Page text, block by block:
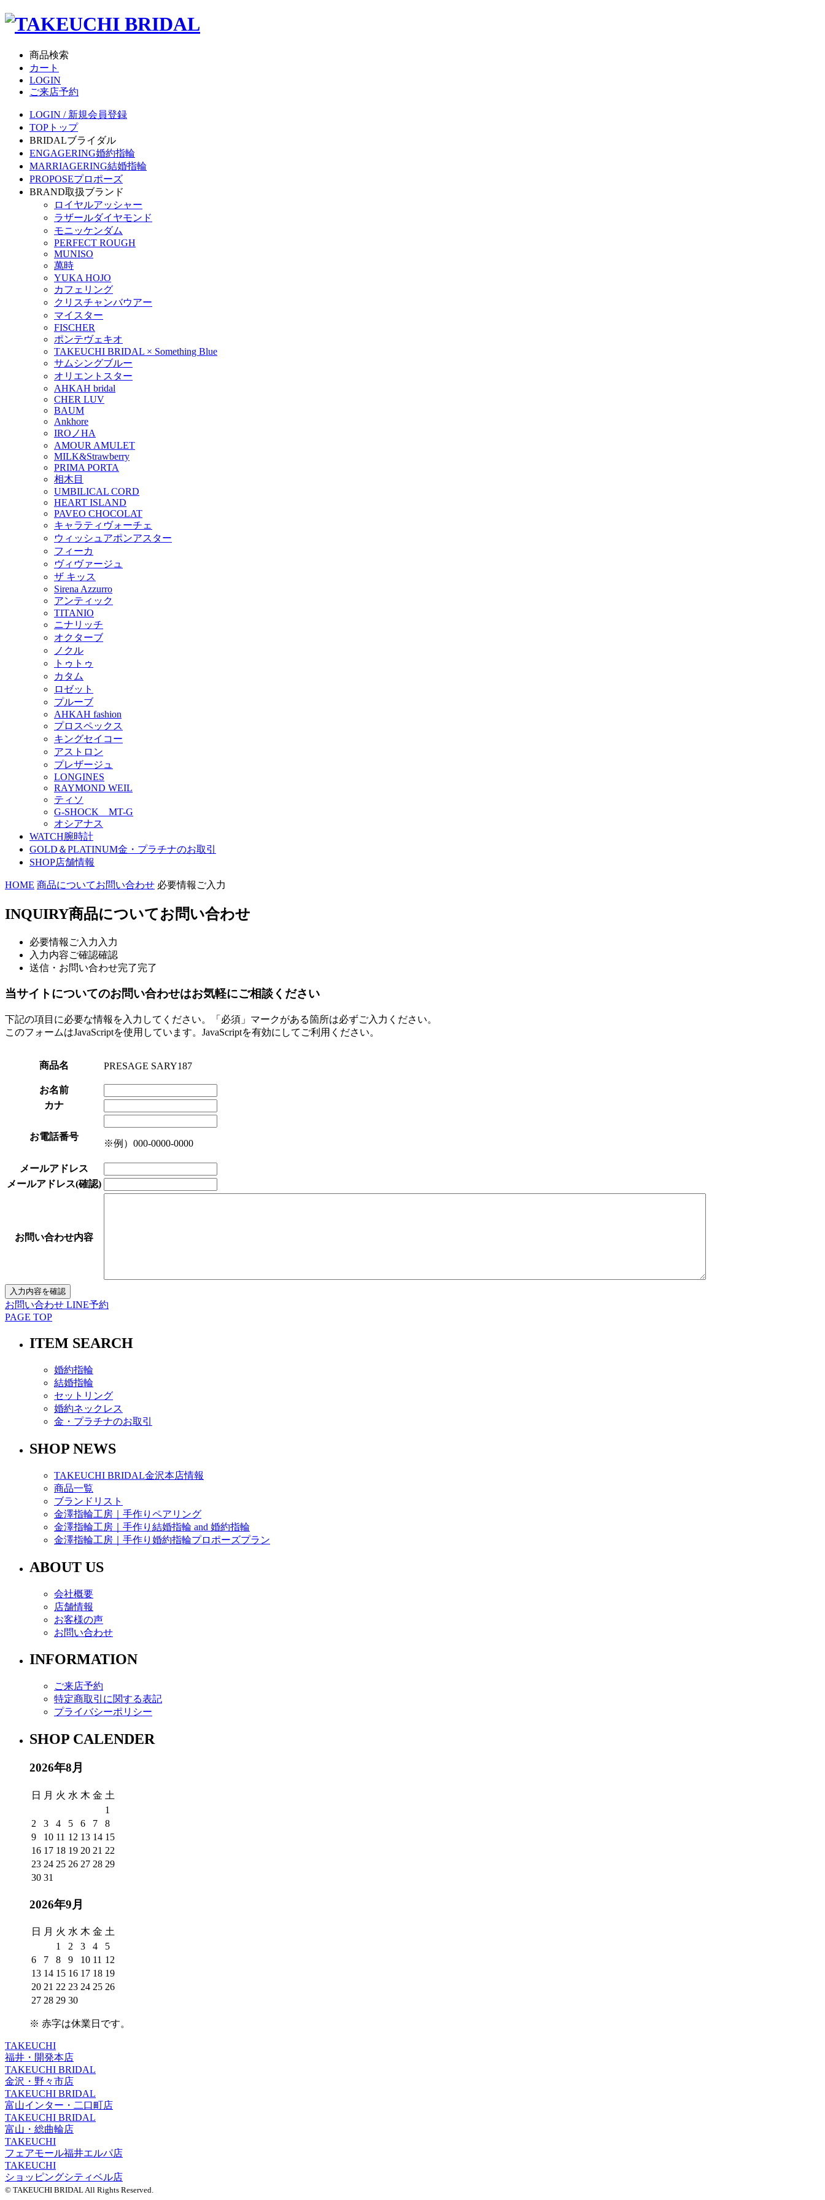
商品検索
カート
LOGIN
ご来店予約
LOGIN / 新規会員登録
TOP トップ
BRIDALブライダル
ENGAGERING婚約指輪
MARRIAGERING結婚指輪
PROPOSEプロポーズ
BRAND取扱ブランド
ロイヤルアッシャー
ラザールダイヤモンド
モニッケンダム
PERFECT ROUGH
MUNISO
萬時
YUKA HOJO
カフェリング
クリスチャンバウアー
マイスター
FISCHER
ポンテヴェキオ
TAKEUCHI BRIDAL × Something Blue
サムシングブルー
オリエントスター
AHKAH bridal
CHER LUV
BAUM
Ankhore
IROノHA
AMOUR AMULET
MILK&Strawberry
PRIMA PORTA
相木目
UMBILICAL CORD
HEART ISLAND
PAVEO CHOCOLAT
キャラティヴォーチェ
ウィッシュアポンアスター
フィーカ
ヴィヴァージュ
ザ キッス
Sirena Azzurro
アンティック
TITANIO
ニナリッチ
オクターブ
ノクル
トゥトゥ
カタム
ロゼット
プルーブ
AHKAH fashion
プロスペックス
キングセイコー
アストロン
プレザージュ
LONGINES
RAYMOND WEIL
ティソ
G-SHOCK MT-G
オシアナス
WATCH腕時計
GOLD＆PLATINUM金・プラチナのお取引
SHOP店舗情報
HOME 商品についてお問い合わせ 必要情報ご入力
INQUIRY商品についてお問い合わせ
必要情報ご入力 入力
入力内容ご確認確認
送信・お問い合わせ完了完了
当サイトについてのお問い合わせはお気軽にご相談ください
下記の項目に必要な情報を入力してください。「必須」マークがある箇所は必ずご入力ください。
このフォームはJavaScriptを使用しています。JavaScriptを有効にしてご利用ください。
商品名 PRESAGE SARY187
お名前
カナ
お電話番号
※例）000-0000-0000
メールアドレス
メールアドレス(確認)
お問い合わせ内容
お問い合わせ LINE予約
PAGE TOP
ITEM SEARCH
婚約指輪
結婚指輪
セットリング
婚約ネックレス
金・プラチナのお取引
SHOP NEWS
TAKEUCHI BRIDAL金沢本店情報
商品一覧
ブランドリスト
金澤指輪工房｜手作りペアリング
金澤指輪工房｜手作り結婚指輪 and 婚約指輪
金澤指輪工房｜手作り婚約指輪プロポーズプラン
ABOUT US
会社概要
店舗情報
お客様の声
お問い合わせ
INFORMATION
ご来店予約
特定商取引に関する表記
プライバシーポリシー
SHOP CALENDER
2026年8月
日 月 火 水 木 金 土
1
2
3 4 5 6 7
8
9
10 11 12 13 14 15
16 17 18 19 20 21 22
23 24 25 26 27 28 29
30 31
2026年9月
日 月 火 水 木 金 土
1
2 3 4
5
6
7 8 9 10 11 12
13 14 15 16 17 18 19
20 21 22 23 24 25 26
27 28 29 30
※ 赤字は休業日 です。
TAKEUCHI
福井・開発本店
TAKEUCHI BRIDAL
金沢・野々市店
TAKEUCHI BRIDAL
富山インター・二口町店
TAKEUCHI BRIDAL
富山・総曲輪店
TAKEUCHI
フェアモール福井エルパ店
TAKEUCHI
ショッピングシティベル店
© TAKEUCHI BRIDAL All Rights Reserved.